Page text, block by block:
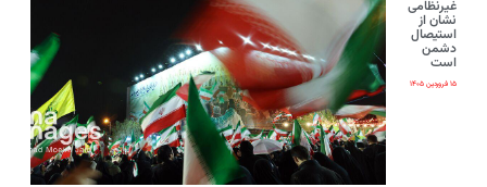
غیرنظامی
نشان از
استیصال
دشمن
است
۱۵ فروردین ۱۴۰۵